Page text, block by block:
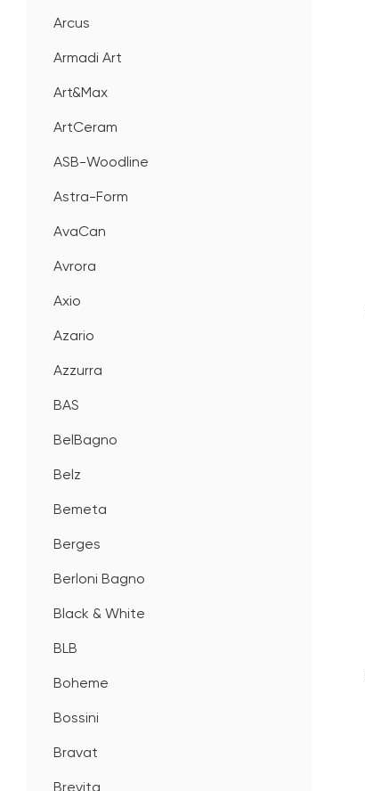
Arcus
Armadi Art
Art&Max
ArtCeram
ASB-Woodline
Astra-Form
AvaCan
Avrora
Axio
Azario
Azzurra
BAS
BelBagno
Belz
Bemeta
Berges
Berloni Bagno
Black & White
BLB
Boheme
Bossini
Bravat
Brevita